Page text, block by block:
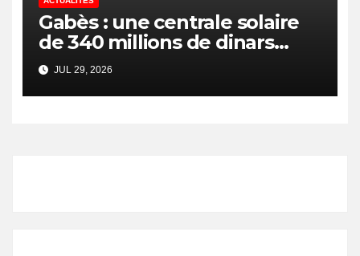
Gabès : une centrale solaire
de 340 millions de dinars
pour renforcer la transition
énergétique et créer 400
emplois
JUL 29, 2026